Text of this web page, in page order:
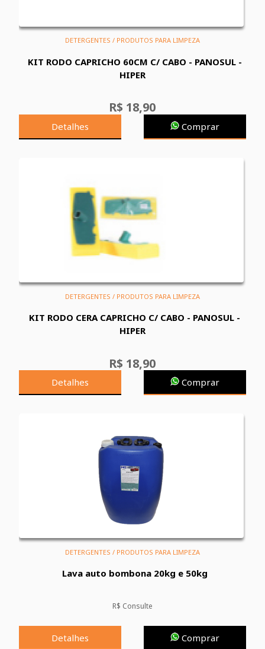
DETERGENTES / PRODUTOS PARA LIMPEZA
KIT RODO CAPRICHO 60CM C/ CABO - PANOSUL -
HIPER
R$ 18,90
Detalhes Comprar
DETERGENTES / PRODUTOS PARA LIMPEZA
KIT RODO CERA CAPRICHO C/ CABO - PANOSUL -
HIPER
R$ 18,90
Detalhes Comprar
DETERGENTES / PRODUTOS PARA LIMPEZA
Lava auto bombona 20kg e 50kg
R$ Consulte
Detalhes Comprar